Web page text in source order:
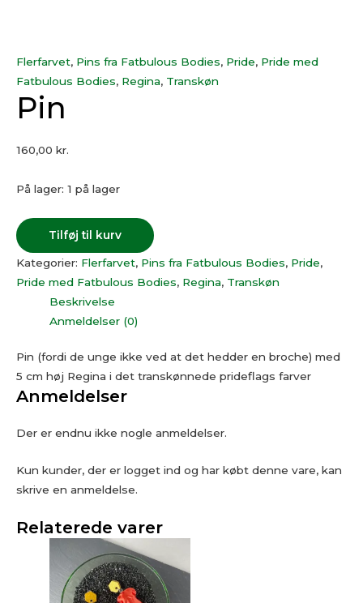
Flerfarvet, Pins fra Fatbulous Bodies, Pride, Pride med
Fatbulous Bodies, Regina, Transkøn
Pin
160,00 kr.
På lager: 1 på lager
Tilføj til kurv
Kategorier: Flerfarvet, Pins fra Fatbulous Bodies, Pride,
Pride med Fatbulous Bodies, Regina, Transkøn
Beskrivelse
Anmeldelser (0)
Pin (fordi de unge ikke ved at det hedder en broche) med
5 cm høj Regina i det transkønnede prideflags farver
Anmeldelser
Der er endnu ikke nogle anmeldelser.
Kun kunder, der er logget ind og har købt denne vare, kan
skrive en anmeldelse.
Relaterede varer